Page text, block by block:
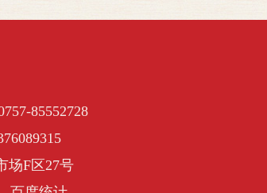
85552728
场F区27号